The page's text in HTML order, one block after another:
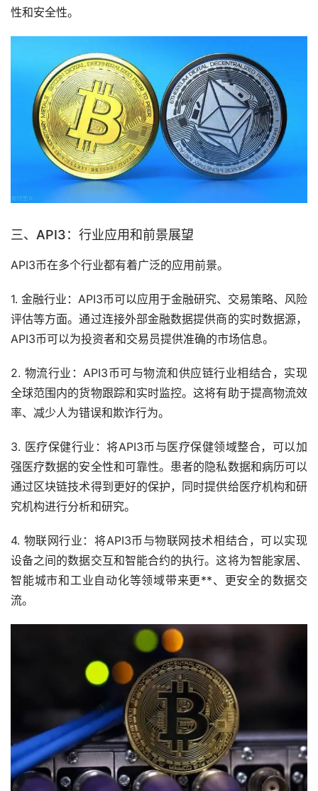
性和安全性。
三、API3：行业应用和前景展望
API3币在多个行业都有着广泛的应用前景。
1. 金融行业：API3币可以应用于金融研究、交易策略、风险
评估等方面。通过连接外部金融数据提供商的实时数据源，
API3币可以为投资者和交易员提供准确的市场信息。
2. 物流行业：API3币可与物流和供应链行业相结合，实现
全球范围内的货物跟踪和实时监控。这将有助于提高物流效
率、减少人为错误和欺诈行为。
3. 医疗保健行业：将API3币与医疗保健领域整合，可以加
强医疗数据的安全性和可靠性。患者的隐私数据和病历可以
通过区块链技术得到更好的保护，同时提供给医疗机构和研
究机构进行分析和研究。
4. 物联网行业：将API3币与物联网技术相结合，可以实现
设备之间的数据交互和智能合约的执行。这将为智能家居、
智能城市和工业自动化等领域带来更**、更安全的数据交
流。